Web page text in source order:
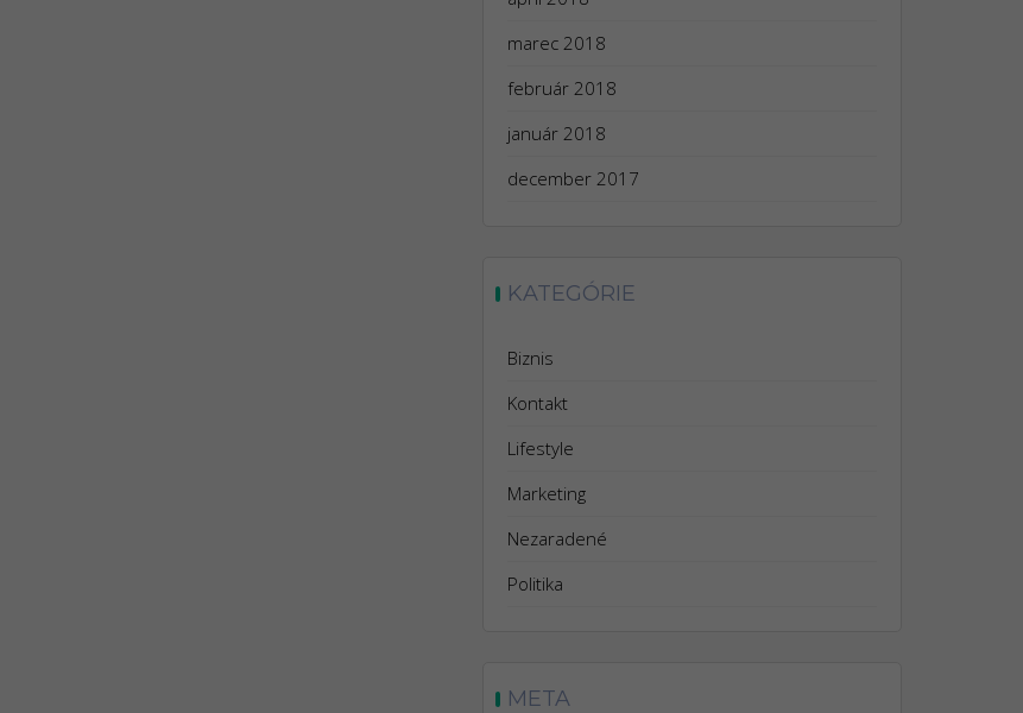
marec 2018
február 2018
január 2018
december 2017
KATEGÓRIE
Biznis
Kontakt
Lifestyle
Marketing
Nezaradené
Politika
META